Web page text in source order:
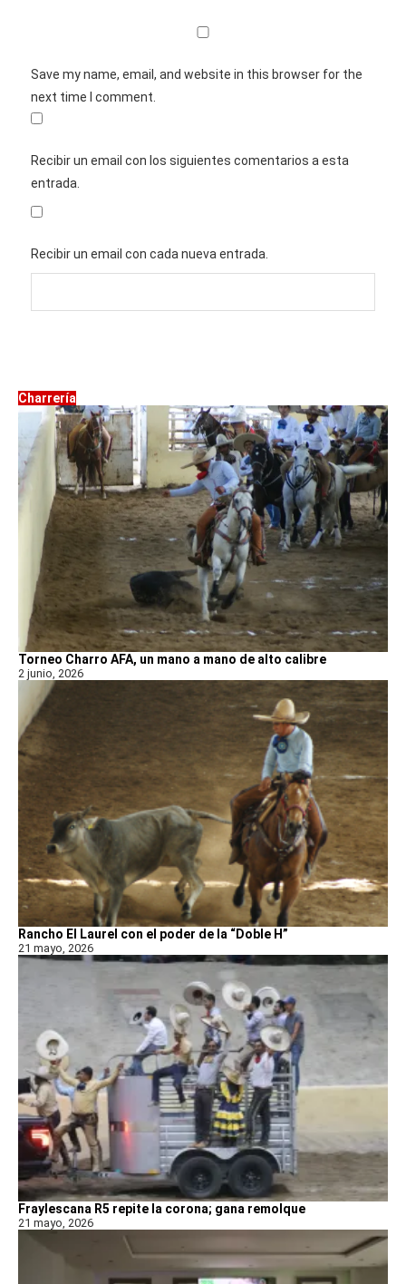
Save my name, email, and website in this browser for the
next time I comment.
Recibir un email con los siguientes comentarios a esta
entrada.
Recibir un email con cada nueva entrada.
Charrería
Torneo Charro AFA, un mano a mano de alto calibre
2 junio, 2026
Rancho El Laurel con el poder de la “Doble H”
21 mayo, 2026
Fraylescana R5 repite la corona; gana remolque
21 mayo, 2026